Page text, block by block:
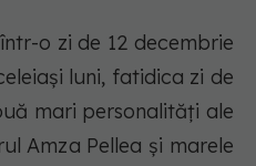
o zi de 12 decembrie
luni, fatidica zi de
mari personalități ale
Amza Pellea și marele